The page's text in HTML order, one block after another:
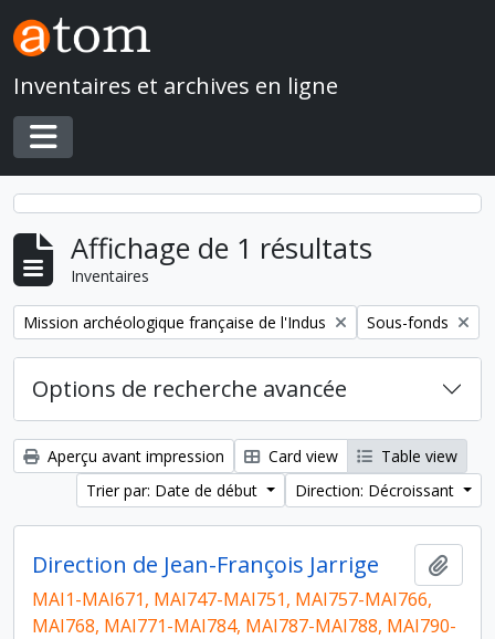
Skip to main content
Inventaires et archives en ligne
Toggle navigation
Affichage de 1 résultats
Inventaires
Remove filter:
Mission archéologique française de l'Indus Remove filter:
Sous-fonds
Options de recherche avancée
Aperçu avant impression Card view
Table view
Trier par: Date de début
Direction: Décroissant
Direction de Jean-François Jarrige
MAI1-MAI671, MAI747-MAI751, MAI757-MAI766,
MAI768, MAI771-MAI784, MAI787-MAI788, MAI790-